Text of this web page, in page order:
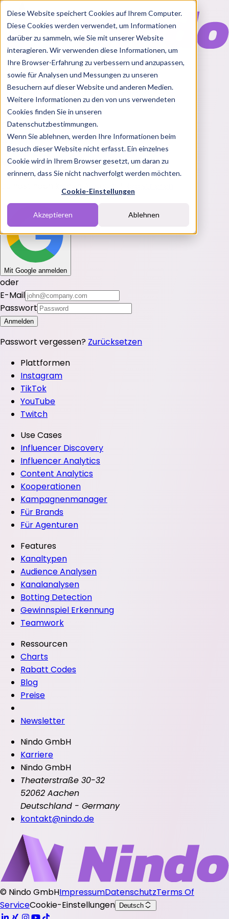
Diese Website speichert Cookies auf Ihrem Computer.
Diese Cookies werden verwendet, um Informationen
darüber zu sammeln, wie Sie mit unserer Website
interagieren. Wir verwenden diese Informationen, um
Ihre Browser-Erfahrung zu verbessern und anzupassen,
sowie für Analysen und Messungen zu unseren
Besuchern auf dieser Website und anderen Medien.
Weitere Informationen zu den von uns verwendeten
Cookies finden Sie in unseren
Datenschutzbestimmungen.
Wenn Sie ablehnen, werden Ihre Informationen beim
Besuch dieser Website nicht erfasst. Ein einzelnes
Cookie wird in Ihrem Browser gesetzt, um daran zu
erinnern, dass Sie nicht nachverfolgt werden möchten.
Cookie-Einstellungen
Akzeptieren Ablehnen
Features
Solutions
BlogChartsRabatt CodesPakete
Login
Melde dich bei Nindo an
Du hast noch keinen Account?
Mit Google anmelden
oder
E-Mail
Passwort
Anmelden
Passwort vergessen? Zurücksetzen
Plattformen
Instagram
TikTok
YouTube
Twitch
Use Cases
Influencer Discovery
Influencer Analytics
Content Analytics
Kooperationen
Kampagnenmanager
Für Brands
Für Agenturen
Features
Kanaltypen
Audience Analysen
Kanalanalysen
Botting Detection
Gewinnspiel Erkennung
Teamwork
Ressourcen
Charts
Rabatt Codes
Blog
Preise
Newsletter
Nindo GmbH
Karriere
Nindo GmbH
Theaterstraße 30-32
52062 Aachen
Deutschland - Germany
kontakt@nindo.de
© Nindo GmbHImpressumDatenschutzTerms Of
ServiceCookie-Einstellungen Deutsch